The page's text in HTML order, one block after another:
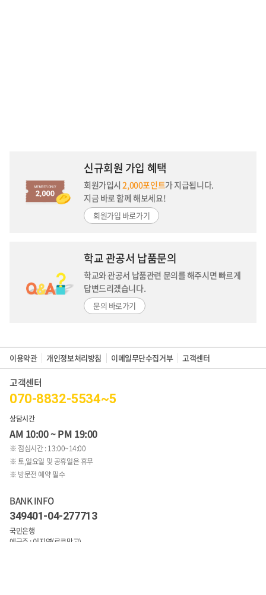
신규회원 가입 혜택
회원가입시2,000포인트가 지급됩니다.
지금 바로 함께 해보세요!
회원가입 바로가기
학교 관공서 납품문의
학교와 관공서 납품관련 문의를 해주시면 빠르게
답변드리겠습니다.
문의 바로가기
이용약관 개인정보처리방침 이메일무단수집거부 고객센터
고객센터
070-8832-5534~5
상담시간
AM 10:00 ~ PM 19:00
※ 점심시간 : 13:00~14:00
※ 토,일요일 및 공휴일은 휴무
※ 방문전 예약 필수
BANK INFO
349401-04-277713
국민은행
예금주 : 이지연(로코망고)